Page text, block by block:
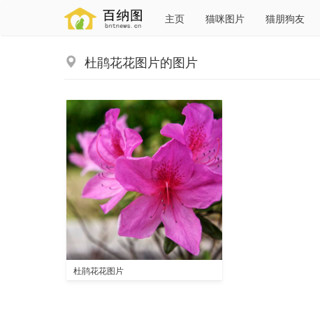
主页 猫咪图片 猫朋狗友
杜鹃花花图片的图片
杜鹃花花图片